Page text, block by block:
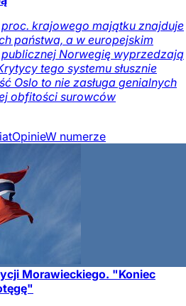
krajowego majątku znajduje
państwa, a w europejskim
Norwegię wyprzedzają
tego systemu słusznie
Oslo to nie zasługa genialnych
obfitości surowców
OpinieW numerze
Morawieckiego. "Koniec